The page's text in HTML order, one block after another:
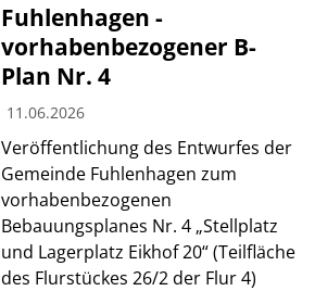
Fuhlenhagen -
vorhabenbezogener B-
Plan Nr. 4
11.06.2026
Veröffentlichung des Entwurfes der
Gemeinde Fuhlenhagen zum
vorhabenbezogenen
Bebauungsplanes Nr. 4 „Stellplatz
und Lagerplatz Eikhof 20“ (Teilfläche
des Flurstückes 26/2 der Flur 4)